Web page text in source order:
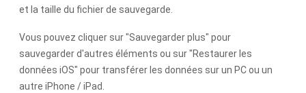
et la taille du fichier de sauvegarde.
Vous pouvez cliquer sur "Sauvegarder plus" pour
sauvegarder d'autres éléments ou sur "Restaurer les
données iOS" pour transférer les données sur un PC ou un
autre iPhone / iPad.